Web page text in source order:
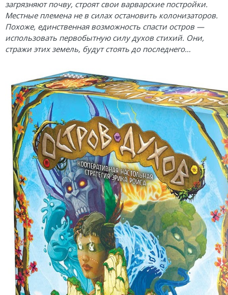
загрязняют почву, строят свои варварские постройки.
Местные племена не в силах остановить колонизаторов.
Похоже, единственная возможность спасти остров —
использовать первобытную силу духов стихий. Они,
стражи этих земель, будут стоять до последнего…
Логические
Кооперативные
Приключения
Экономические
Тактические
Детективные
Игры-квесты
Викторины
Для взрослых (18+)
О мышах и тайнах
Эволюция
Стиль Жизни
Crowd Games
Lavka Games
GaGa Games
Эврикус
Банда умников
Остальные серии
Пиксель Тактикс
Саграда